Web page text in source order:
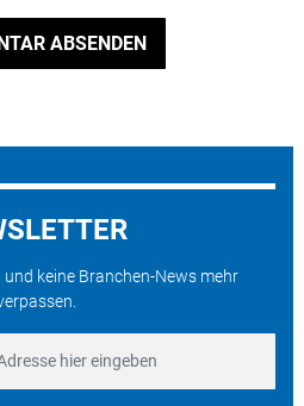
ABSENDEN
keine Branchen-News mehr